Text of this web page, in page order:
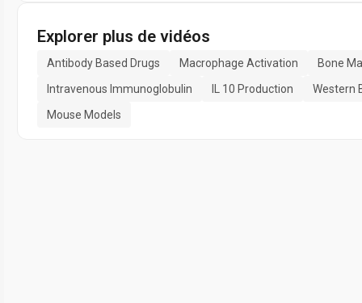
Explorer plus de vidéos
Antibody Based Drugs Macrophage Activation
Bone
Intravenous Immunoglobulin
IL 10 Production
Western
Mouse Models